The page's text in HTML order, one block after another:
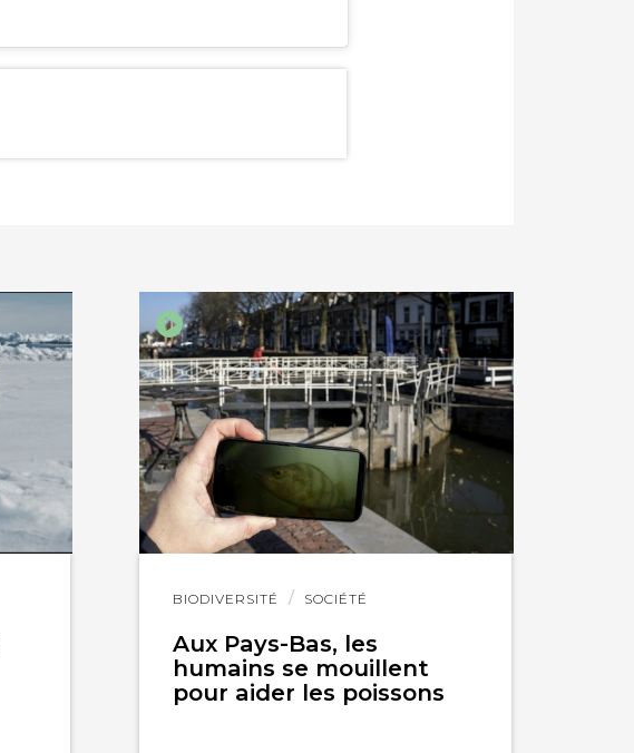
BIODIVERSITÉ SOCIÉTÉ
Aux Pays-Bas, les
humains se mouillent
pour aider les poissons
Lire